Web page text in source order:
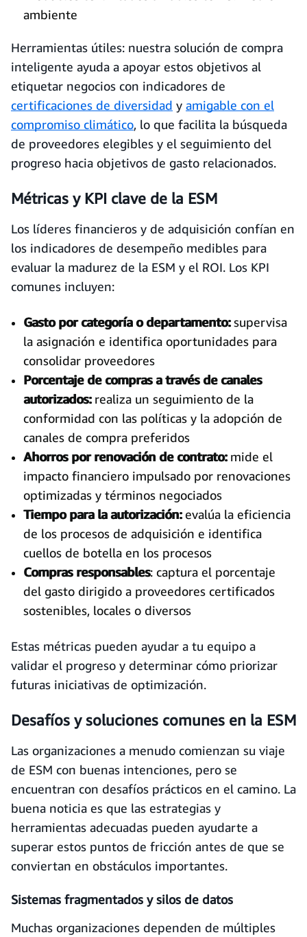
ambiente
Herramientas útiles: nuestra solución de compra
inteligente ayuda a apoyar estos objetivos al
etiquetar negocios con indicadores de
certificaciones de diversidad y amigable con el
compromiso climático, lo que facilita la búsqueda
de proveedores elegibles y el seguimiento del
progreso hacia objetivos de gasto relacionados.
Métricas y KPI clave de la ESM
Los líderes financieros y de adquisición confían en
los indicadores de desempeño medibles para
evaluar la madurez de la ESM y el ROI. Los KPI
comunes incluyen:
Gasto por categoría o departamento:supervisa
la asignación e identifica oportunidades para
consolidar proveedores
Porcentaje de compras a través de canales
autorizados:realiza un seguimiento de la
conformidad con las políticas y la adopción de
canales de compra preferidos
Ahorros por renovación de contrato:mide el
impacto financiero impulsado por renovaciones
optimizadas y términos negociados
Tiempo para la autorización:evalúa la eficiencia
de los procesos de adquisición e identifica
cuellos de botella en los procesos
Compras responsables: captura el porcentaje
del gasto dirigido a proveedores certificados
sostenibles, locales o diversos
Estas métricas pueden ayudar a tu equipo a
validar el progreso y determinar cómo priorizar
futuras iniciativas de optimización.
Desafíos y soluciones comunes en la ESM
Las organizaciones a menudo comienzan su viaje
de ESM con buenas intenciones, pero se
encuentran con desafíos prácticos en el camino. La
buena noticia es que las estrategias y
herramientas adecuadas pueden ayudarte a
superar estos puntos de fricción antes de que se
conviertan en obstáculos importantes.
Sistemas fragmentados y silos de datos
Muchas organizaciones dependen de múltiples